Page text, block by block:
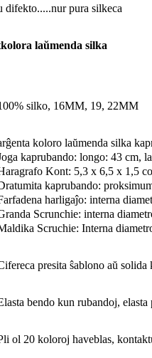
pura silkeca
laŭmenda silka
silko, 16MM, 19, 22MM
koloro laŭmenda silka
kaprubando: longo: 43 cm,
Kont: 5,3 x 6,5 x 1,5
kaprubando:
harligaĵo: interna
Scrunchie: interna
Scruchie: Interna
presita ŝablono aŭ solida
bendo kun rubandoj,
ol 20 koloroj haveblas,